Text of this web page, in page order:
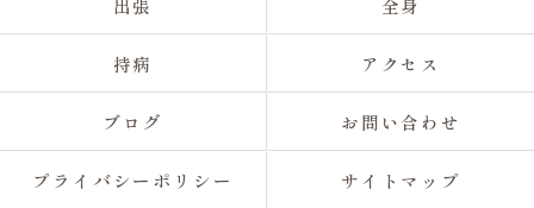
出張 全身
持病 アクセス
ブログ お問い合わせ
プライバシーポリシー サイトマップ